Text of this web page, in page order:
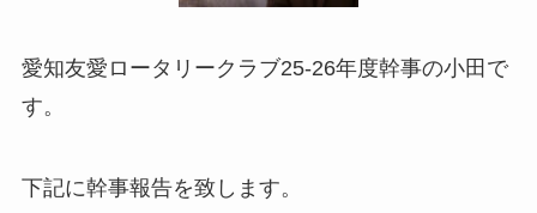
愛知友愛ロータリークラブ25-26年度幹事の小田で
す。
下記に幹事報告を致します。